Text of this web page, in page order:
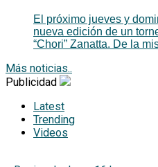
El próximo jueves y
nueva edición de un
“Chori” Zanatta. De la
Más noticias..
Publicidad
Latest
Trending
Videos